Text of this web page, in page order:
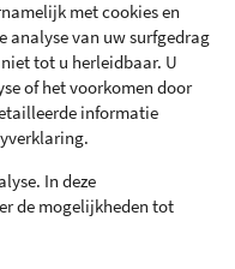
met cookies en
analyse van uw surfgedrag
tot u herleidbaar. U
of het voorkomen door
informatie
In deze
de mogelijkheden tot